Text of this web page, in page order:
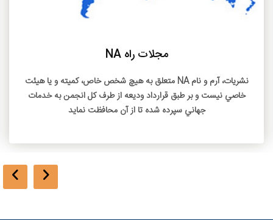
مجلات راه NA
نشريات، آرم و نام NA متعلق به هيچ شخص خاص، کميته و يا هيئت
خاصي نيست و بر طبق قرارداد وديعه از طرف کل انجمن به خدمات
جهاني سپرده شده تا از آن محافظت نمايد
بیشتر بخوانید